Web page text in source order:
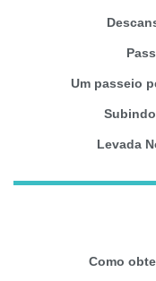
Um passeio
Levada
Como